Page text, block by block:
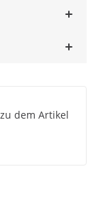
dem Artikel